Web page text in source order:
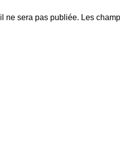
ne sera pas publiée. Les